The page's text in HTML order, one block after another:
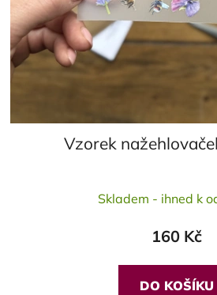
Vzorek
je
5,0
z
Skladem - ihned k
160 Kč
DO KOŠÍKU